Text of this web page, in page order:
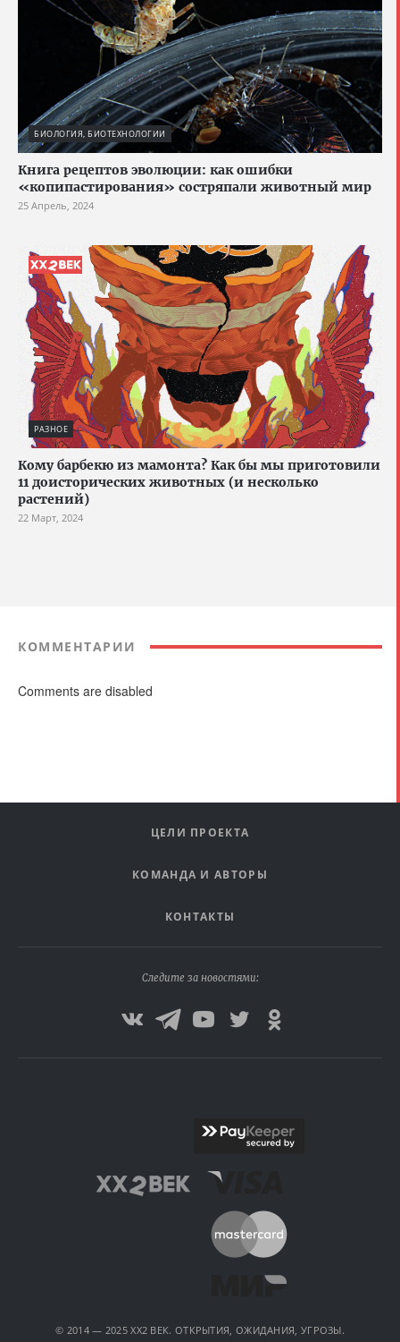
БИОЛОГИЯ, БИОТЕХНОЛОГИИ
Книга рецептов эволюции: как ошибки
«копипастирования» состряпали животный мир
25 Апрель, 2024
РАЗНОЕ
Кому барбекю из мамонта? Как бы мы приготовили
11 доисторических животных (и несколько
растений)
22 Март, 2024
КОММЕНТАРИИ
Comments are disabled
ЦЕЛИ ПРОЕКТА
КОМАНДА И АВТОРЫ
КОНТАКТЫ
Следите за новостями:
© 2014 — 2025 XX2 ВЕК. ОТКРЫТИЯ, ОЖИДАНИЯ, УГРОЗЫ.